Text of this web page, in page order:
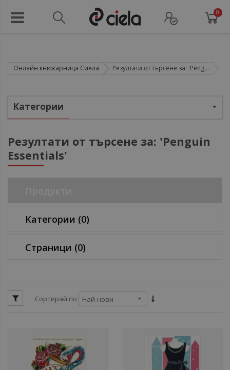
0
Онлайн книжарница Сиела Резултати от търсене за: 'Peng...
Резултати от търсене за: 'Penguin
Essentials'
Категории (0)
Страници (0)
Сортирай по
Категории